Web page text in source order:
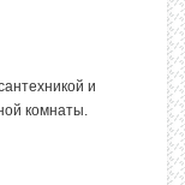
и
комнаты.